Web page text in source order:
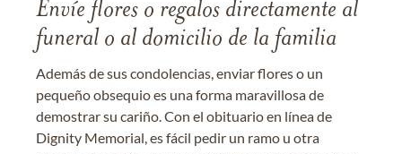
Envíe flores o regalos directamente al
funeral o al domicilio de la familia
Además de sus condolencias, enviar flores o un
pequeño obsequio es una forma maravillosa de
demostrar su cariño. Con el obituario en línea de
Dignity Memorial, es fácil pedir un ramo u otra